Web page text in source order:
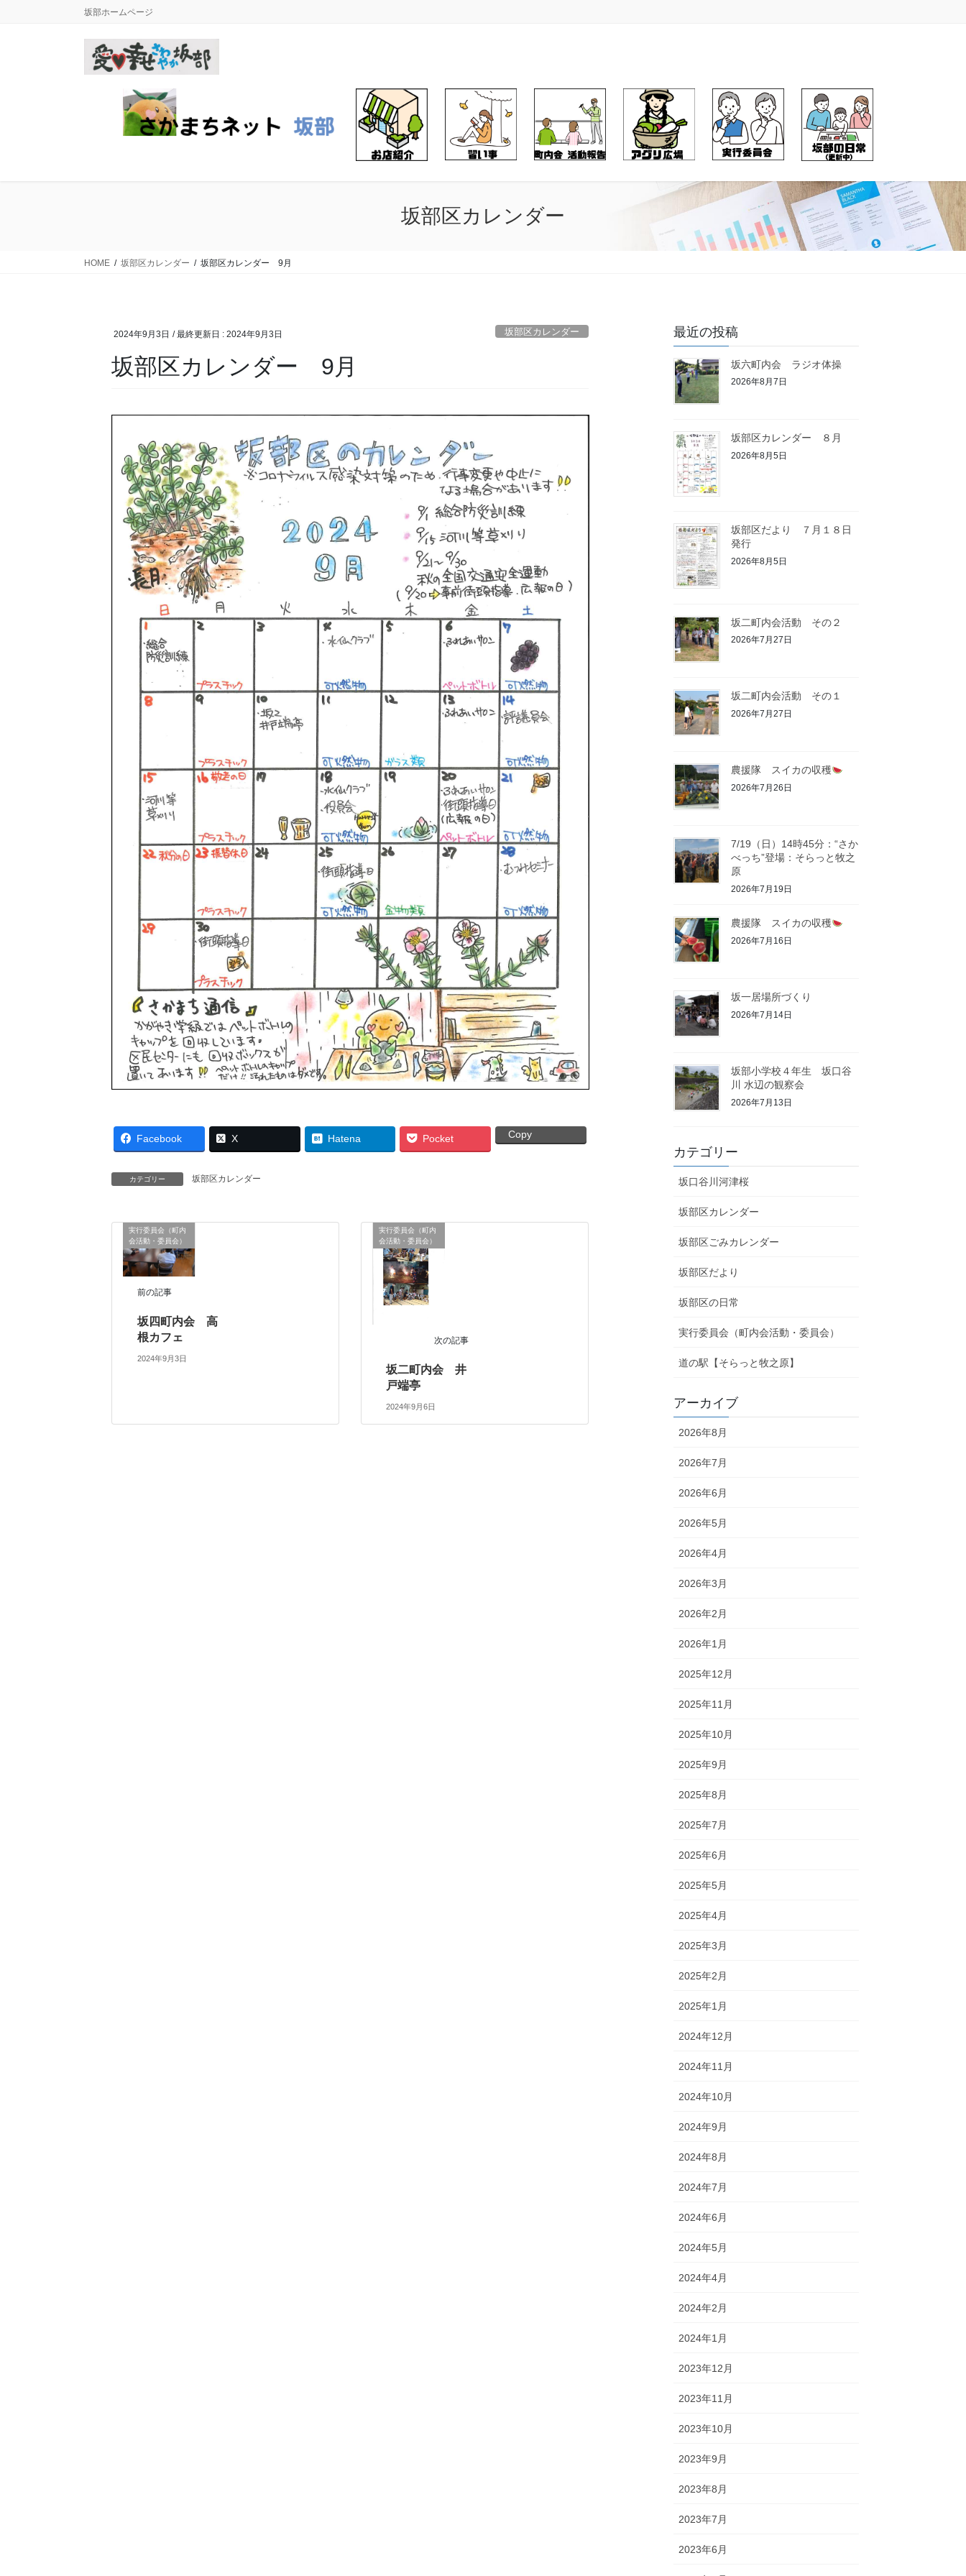
坂部ホームページ
坂部区カレンダー
HOME 坂部区カレンダー 坂部区カレンダー 9月
2024年9月3日 / 最終更新日 :2024年9月3日 坂部区カレンダー
坂部区カレンダー 9月
Facebook X Hatena Pocket Copy
カテゴリー 坂部区カレンダー
実行委員会（町内
会活動・委員会）
前の記事
坂四町内会 高
根カフェ
2024年9月3日
実行委員会（町内
会活動・委員会）
次の記事
坂二町内会 井
戸端亭
2024年9月6日
最近の投稿
坂六町内会 ラジオ体操
2026年8月7日
坂部区カレンダー ８月
2026年8月5日
坂部区だより ７月１８日
発行
2026年8月5日
坂二町内会活動 その２
2026年7月27日
坂二町内会活動 その１
2026年7月27日
農援隊 スイカの収穫
2026年7月26日
7/19（日）14時45分：“さか
べっち”登場：そらっと牧之
原
2026年7月19日
農援隊 スイカの収穫
2026年7月16日
坂一居場所づくり
2026年7月14日
坂部小学校４年生 坂口谷
川 水辺の観察会
2026年7月13日
カテゴリー
坂口谷川河津桜
坂部区カレンダー
坂部区ごみカレンダー
坂部区だより
坂部区の日常
実行委員会（町内会活動・委員会）
道の駅【そらっと牧之原】
アーカイブ
2026年8月
2026年7月
2026年6月
2026年5月
2026年4月
2026年3月
2026年2月
2026年1月
2025年12月
2025年11月
2025年10月
2025年9月
2025年8月
2025年7月
2025年6月
2025年5月
2025年4月
2025年3月
2025年2月
2025年1月
2024年12月
2024年11月
2024年10月
2024年9月
2024年8月
2024年7月
2024年6月
2024年5月
2024年4月
2024年2月
2024年1月
2023年12月
2023年11月
2023年10月
2023年9月
2023年8月
2023年7月
2023年6月